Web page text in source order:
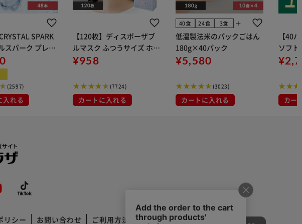
SPARK
スパーク プレー
(2597)
入れる
【120枚】ディスポーザブ
ルマスク ふつうサイズ ホワ
イト 大容量 DISPOSABLE
布
¥958
(7724)
カートに入れる
40食 24食 3食 add
低温製法米のパックごはん
180g×40パック
¥5,580
(3023)
カートに入れる
【40
ソフ
組) 5
カー
リシー お問い合わせ ご利用方法 ご利用規約